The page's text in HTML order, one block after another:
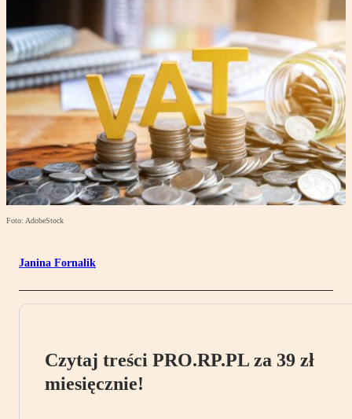
Foto: AdobeStock
Janina Fornalik
Czytaj treści PRO.RP.PL za 39 zł
miesięcznie!